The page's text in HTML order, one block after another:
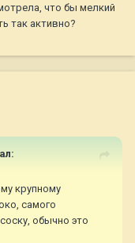
что бы мелкий
так активно?
крупному
самого
обычно это